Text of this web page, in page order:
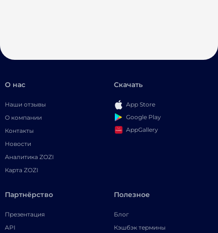
О нас
Наши отзывы
О компании
Контакты
Новости
Аналитика ZOZI
Карта ZOZI
Скачать
App Store
Google Play
AppGallery
Партнёрство
Презентация
API
Полезное
Блог
Кэшбэк термины